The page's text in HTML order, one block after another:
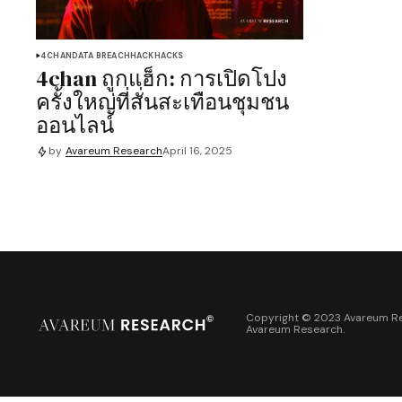
4CHANDATA BREACHHACKHACKS
4chan ถูกแฮ็ก: การเปิดโปง
ครั้งใหญ่ที่สั่นสะเทือนชุมชน
ออนไลน์
by Avareum ResearchApril 16, 2025
Copyright © 2023 Avareum
Avareum Research.